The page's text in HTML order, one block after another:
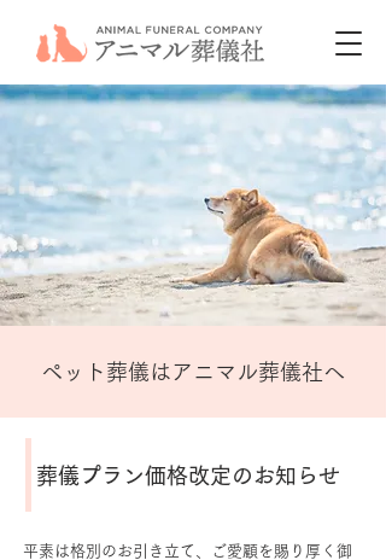
ペット葬儀はアニマル葬儀社へ
葬儀プラン価格改定のお知らせ
平素は格別のお引き立て、ご愛顧を賜り厚く御